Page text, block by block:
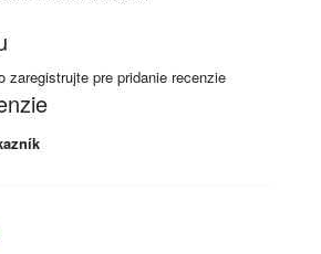
zaregistrujte pre pridanie recenzie